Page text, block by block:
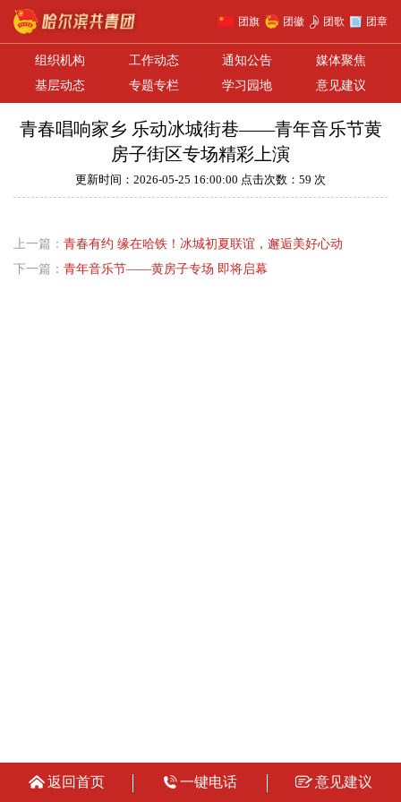
团旗 团徽 团歌 团章
组织机构 工作动态 通知公告
媒体聚焦
基层动态
专题专栏 学习园地 意见建议
青春唱响家乡 乐动冰城街巷——青年音乐节黄
房子街区专场精彩上演
更新时间：2026-05-25 16:00:00 点击次数：59 次
上一篇： 青春有约 缘在哈铁！冰城初夏联谊，邂逅美好心动
下一篇： 青年音乐节——黄房子专场 即将启幕
返回首页 一键电话 意见建议